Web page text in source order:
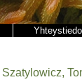
Szatylowicz,